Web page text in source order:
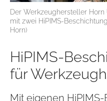
Der Werkzeughersteller
mit zwei HiPIMS-
Horn)
HiPIMS-
für
Mit eigenen